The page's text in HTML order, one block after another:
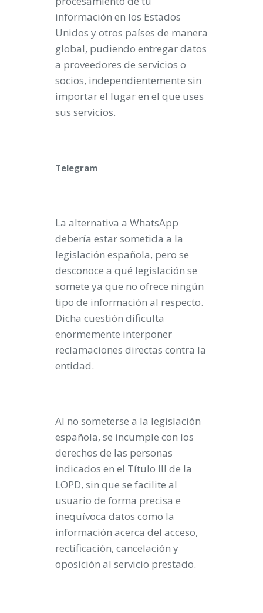
información en los Estados
Unidos y otros países de manera
global, pudiendo entregar datos
a proveedores de servicios o
socios, independientemente sin
importar el lugar en el que uses
sus servicios.
Telegram
La alternativa a WhatsApp
debería estar sometida a la
legislación española, pero se
desconoce a qué legislación se
somete ya que no ofrece ningún
tipo de información al respecto.
Dicha cuestión dificulta
enormemente interponer
reclamaciones directas contra la
entidad.
Al no someterse a la legislación
española, se incumple con los
derechos de las personas
indicados en el Título III de la
LOPD, sin que se facilite al
usuario de forma precisa e
inequívoca datos como la
información acerca del acceso,
rectificación, cancelación y
oposición al servicio prestado.